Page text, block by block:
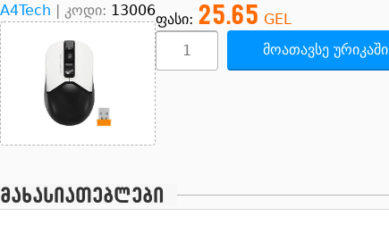
A4Tech | კოდი: 13006
ფასი: 25.65 GEL
მოათავსე ურიკაში
მახასიათებლები